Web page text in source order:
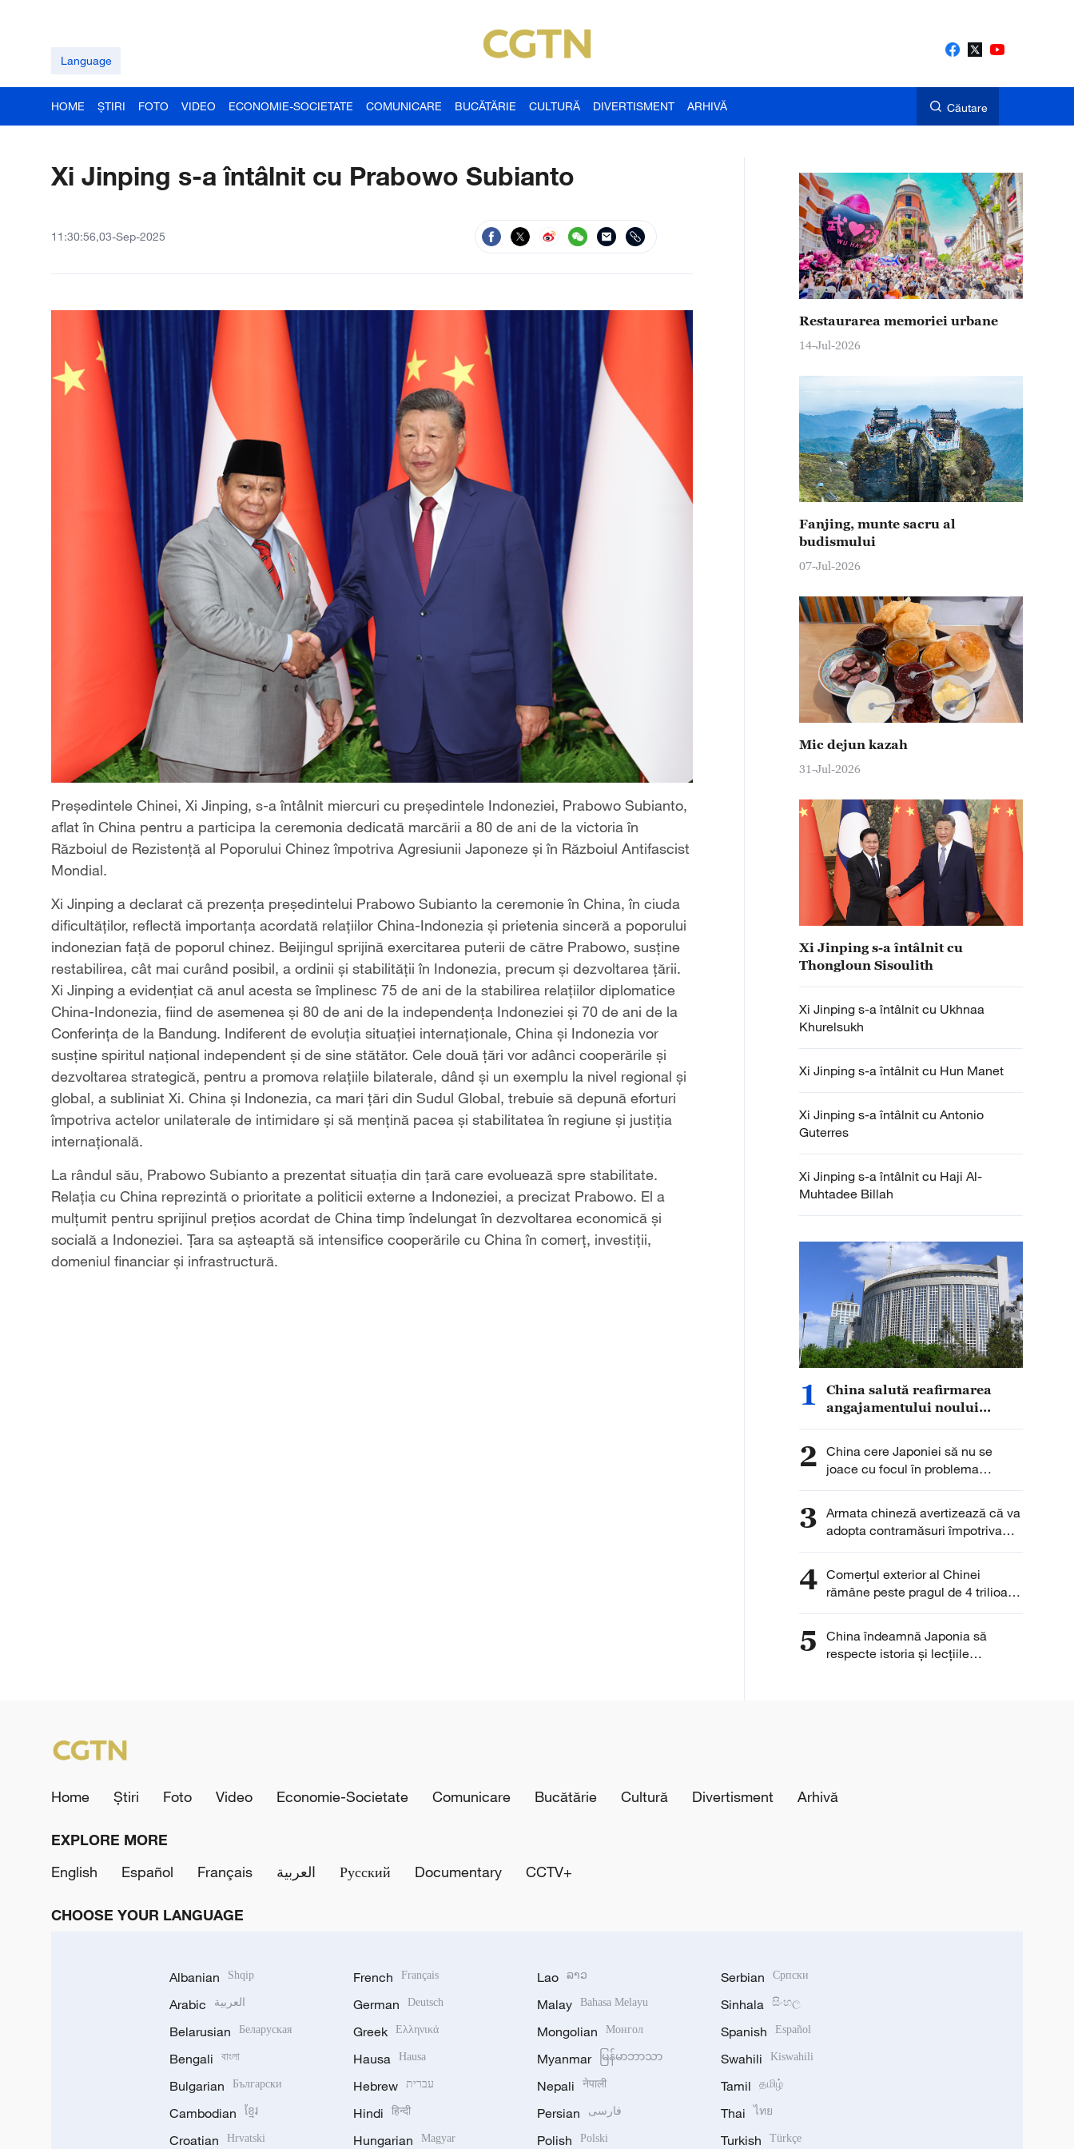
Language
HOME ȘTIRI FOTO VIDEO ECONOMIE-SOCIETATE COMUNICARE BUCĂTĂRIE CULTURĂ DIVERTISMENT ARHIVĂ Căutare
Xi Jinping s-a întâlnit cu Prabowo Subianto
11:30:56,03-Sep-2025
Președintele Chinei, Xi Jinping, s-a întâlnit miercuri cu președintele Indoneziei, Prabowo Subianto,
aflat în China pentru a participa la ceremonia dedicată marcării a 80 de ani de la victoria în
Războiul de Rezistență al Poporului Chinez împotriva Agresiunii Japoneze și în Războiul Antifascist
Mondial.
Xi Jinping a declarat că prezența președintelui Prabowo Subianto la ceremonie în China, în ciuda
dificultăților, reflectă importanţa acordată relaţiilor China-Indonezia şi prietenia sinceră a poporului
indonezian faţă de poporul chinez. Beijingul sprijină exercitarea puterii de către Prabowo, susține
restabilirea, cât mai curând posibil, a ordinii și stabilității în Indonezia, precum și dezvoltarea țării.
Xi Jinping a evidențiat că anul acesta se împlinesc 75 de ani de la stabilirea relațiilor diplomatice
China-Indonezia, fiind de asemenea și 80 de ani de la independența Indoneziei și 70 de ani de la
Conferința de la Bandung. Indiferent de evoluția situației internaționale, China și Indonezia vor
susține spiritul național independent și de sine stătător. Cele două țări vor adânci cooperările și
dezvoltarea strategică, pentru a promova relațiile bilaterale, dând și un exemplu la nivel regional și
global, a subliniat Xi. China și Indonezia, ca mari țări din Sudul Global, trebuie să depună eforturi
împotriva actelor unilaterale de intimidare și să mențină pacea și stabilitatea în regiune și justiția
internațională.
La rândul său, Prabowo Subianto a prezentat situația din țară care evoluează spre stabilitate.
Relația cu China reprezintă o prioritate a politicii externe a Indoneziei, a precizat Prabowo. El a
mulțumit pentru sprijinul prețios acordat de China timp îndelungat în dezvoltarea economică și
socială a Indoneziei. Țara sa așteaptă să intensifice cooperările cu China în comerț, investiții,
domeniul financiar și infrastructură.
Restaurarea memoriei urbane
14-Jul-2026
Fanjing, munte sacru al
budismului
07-Jul-2026
Mic dejun kazah
31-Jul-2026
Xi Jinping s-a întâlnit cu
Thongloun Sisoulith
Xi Jinping s-a întâlnit cu Ukhnaa
Khurelsukh
Xi Jinping s-a întâlnit cu Hun Manet
Xi Jinping s-a întâlnit cu Antonio
Guterres
Xi Jinping s-a întâlnit cu Haji Al-
Muhtadee Billah
1
China salută reafirmarea
angajamentului noului
singure Chine
2 China cere Japoniei să nu se
joace cu focul în problema
armelor nucleare
3 Armata chineză avertizează că va
adopta contramăsuri împotriva
provocărilor din Marea Chinei de
4 Comerțul exterior al Chinei
rămâne peste pragul de 4 trilioane
de yuani pentru a cincea lună
5
China îndeamnă Japonia să
respecte istoria și lecțiile
Home Știri Foto Video Economie-Societate Comunicare Bucătărie Cultură Divertisment Arhivă
EXPLORE MORE
English
Español Français العربية Русский Documentary CCTV+
CHOOSE YOUR LANGUAGE
Albanian Shqip
Arabic العربية
Belarusian Беларуская
Bengali বাংলা
Bulgarian Български
Cambodian ខ្មែរ
Croatian Hrvatski
French Français
German Deutsch
Greek Ελληνικά
Hausa Hausa
Hebrew עברית
Hindi हिन्दी
Hungarian Magyar
Lao ລາວ
Malay Bahasa Melayu
Mongolian Монгол
Myanmar မြန်မာဘာသာ
Nepali नेपाली
Persian فارسی
Polish Polski
Serbian Српски
Sinhala සිංහල
Spanish Español
Swahili Kiswahili
Tamil தமிழ்
Thai ไทย
Turkish Türkçe